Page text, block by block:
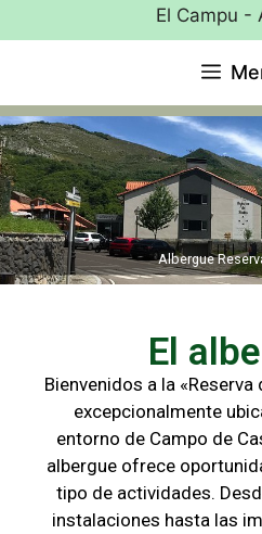
El Campu -
Albergue
El
Bienvenidos a la «Reserva
excepcionalmente
entorno de Campo de
albergue ofrece
tipo de actividades.
instalaciones hasta las